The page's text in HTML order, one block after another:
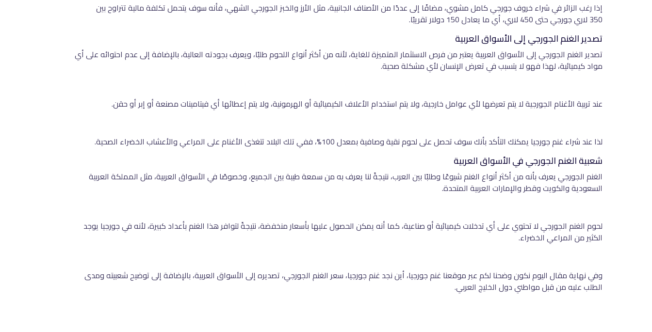
إذا رغب الزائر في شراء خروف جورجي كامل مشوي، مضافًا إلى عددًا من الأصناف الجانبية، مثل الأرز والخبز الجورجي الشهي، فأنه سوف يتحمل تكلفة مالية تتراوح بين
350 لاري جورجي حتى 450 لاري، أي ما يعادل 150 دولار تقريبًا.
تصدير الغنم الجورجي إلى الأسواق العربية
تصدير الغنم الجورجي إلى الأسواق العربية يعتبر من فرص الاستثمار المتميزة للغاية، لأنه من أكثر أنواع اللحوم طلبًا، ويعرف بجودته العالية، بالإضافة إلى عدم احتوائه على أي
مواد كيميائية، لهذا فهو لا يتسبب في تعرض الإنسان لأي مشكلة صحية.
عند تربية الأغنام الجورجية لا يتم تعرضها لأي عوامل خارجية، ولا يتم استخدام الأعلاف الكيميائية أو الهرمونية، ولا يتم إعطائها أي فيتامينات مصنعة أو إبر أو حقن.
لذا عند شراء غنم جورجيا يمكنك التأكد بأنك سوف تحصل على لحوم نقية وصافية بمعدل 100%، ففي تلك البلاد تتغذى الأغنام على المراعي والأعشاب الخضراء الصحية.
شعبية الغنم الجورجي في الأسواق العربية
الغنم الجورجي يعرف بأنه من أكثر أنواع الغنم شيوعًا وطلبًا بين العرب، نتيجةً لنا يعرف به من سمعة طيبة بين الجميع، وخصوصًا في الأسواق العربية، مثل المملكة العربية
السعودية والكويت وقطر والإمارات العربية المتحدة.
لحوم الغنم الجورجي لا تحتوي على أي تدخلات كيميائية أو صناعية، كما أنه يمكن الحصول عليها بأسعار منخفضة، نتيجةً لتوافر هذا الغنم بأعداد كبيرة، لأنه في جورجيا يوجد
الكثير من المراعي الخضراء.
وفي نهاية مقال اليوم نكون وضحنا لكم عبر موقعنا غنم جورجيا، أين نجد غنم جورجيا، سعر الغنم الجورجي، تصديره إلى الأسواق العربية، بالإضافة إلى توضيح شعبيته ومدى
الطلب عليه من قبل مواطني دول الخليج العربي.